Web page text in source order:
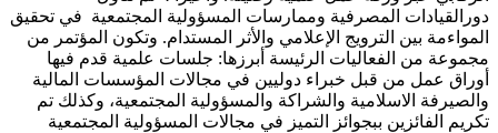
دورالقيادات المصرفية وممارسات المسؤولية المجتمعية في تحقيق
المواءمة بين الترويج الإعلامي والأثر المستدام. وتكون المؤتمر من
مجموعة من الفعاليات الرئيسة أبرزها: جلسات علمية قدم فيها
أوراق عمل من قبل خبراء دوليين في مجالات المؤسسات المالية
والصيرفة الاسلامية والشراكة والمسؤولية المجتمعية، وكذلك تم
تكريم الفائزين ببجوائز التميز في مجالات المسؤولية المجتمعية